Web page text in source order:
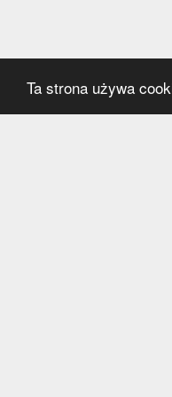
Ta strona używa